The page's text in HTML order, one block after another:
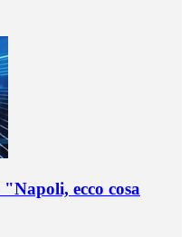
ecco cosa